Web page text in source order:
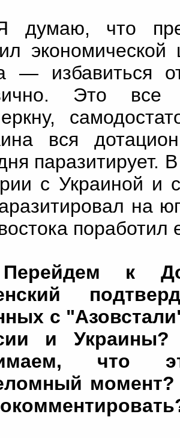
что
— избавиться
Это
вся
паразитирует.
с Украиной и
на
поработил
к
с
и
что
момент?